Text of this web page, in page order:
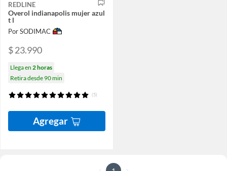
REDLINE
Overol indianapolis mujer azul
t l
Por SODIMAC
$ 23.990
Llega en 2 horas
Retira desde 90 min
(5)
Agregar